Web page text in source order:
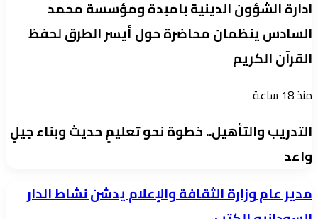
ادارة الشؤون الدينية بامبدة ومؤسسة محمد
السادس ينظمان محاضرة حول أيسر الطرق لحفظ
القرآن الكريم
منذ 18 ساعة
التدريب والتأهيل.. خطوة نحو تعليمٍ حديث وبناء جيلٍ
واعد
مدير
عام
مدير عام وزارة الثقافة والإعلام يدشن نشاط الدار